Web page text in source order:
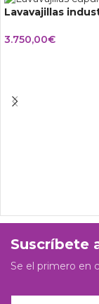
Lavavajillas
3.750,00€
Suscríbete
Se el primero en